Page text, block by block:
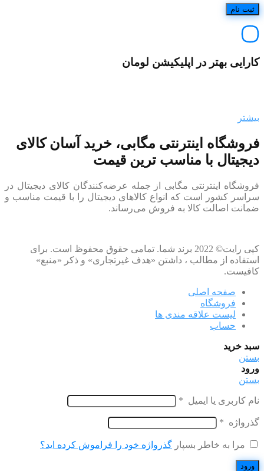
کارایی بهتر در اپلیکیشن لومان
بیشتر
فروشگاه اینترنتی مگابی، خرید آسان کالای
دیجیتال با مناسب ترین قیمت
فروشگاه اینترنتی مگابی از جمله عرضه‌کنندگان کالای دیجیتال در
سراسر کشور است که انواع کالاهای دیجیتال را با قیمت مناسب و
ضمانت اصالت کالا به فروش می‌رساند.
کپی رایت© 2022 برند شما. تمامی حقوق محفوظ است. برای
استفاده از مطالب ، داشتن «هدف غیرتجاری» و ذکر «منبع»
کافیست.
صفحه اصلی
فروشگاه
لیست علاقه مندی ها
حساب
سبد خرید
بستن
ورود
بستن
نام کاربری یا ایمیل *
گذرواژه *
مرا به خاطر بسپار گذرواژه خود را فراموش کرده اید؟
ورود